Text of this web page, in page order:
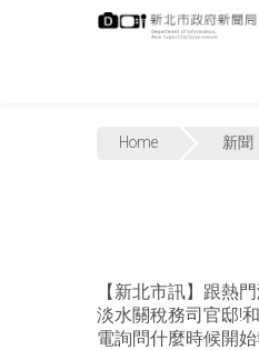
Home 新聞
【新北市訊】跟熱
淡水關稅務司官邸!
電詢問什麼時候開